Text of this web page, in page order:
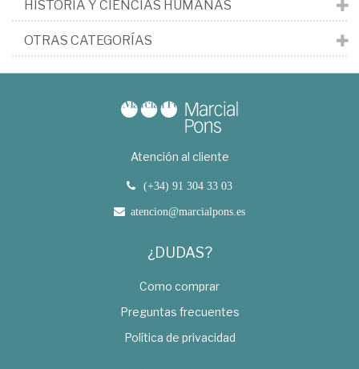
HISTORIA Y CIENCIAS HUMANAS
OTRAS CATEGORÍAS
Atención al cliente
(+34) 91 304 33 03
atencion@marcialpons.es
¿DUDAS?
Como comprar
Preguntas frecuentes
Política de privacidad